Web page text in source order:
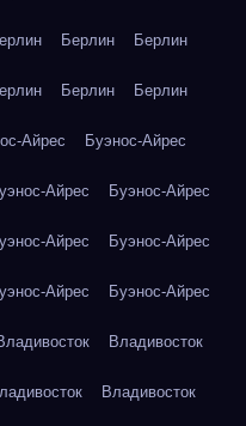
Берлин Берлин
Берлин Берлин
Айрес Буэнос-Айрес
Айрес Буэнос-Айрес
Айрес Буэнос-Айрес
Айрес Буэнос-Айрес
Владивосток
Владивосток